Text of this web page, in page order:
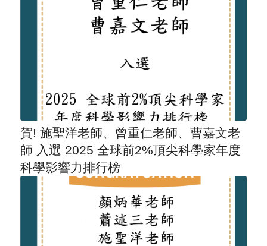
賀! 施聖洋老師、曾重仁老師、曹嘉文老
師 入選 2025 全球前2%頂尖科學家年度
科學影響力排行榜